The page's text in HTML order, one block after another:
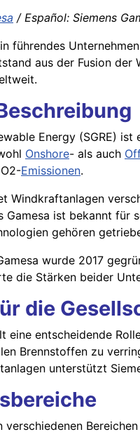
/ Español: Siemens
führendes
aus der Fusion
Energy (SGRE)
Onshore- als auch
Emissionen.
Windkraftanlagen
Gamesa ist bekannt für
gehören
wurde 2017
die Stärken beider
die
eine entscheidende
Brennstoffen zu
unterstützt
verschiedenen